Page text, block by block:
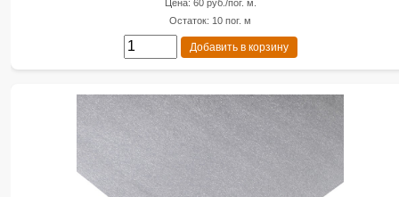
Цена: 60 руб./пог. м.
Остаток: 10 пог. м
Добавить в корзину